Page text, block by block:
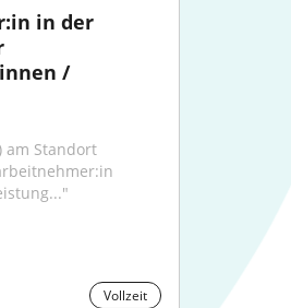
in der
/
"...Gleisbauer:innen (w/m/d) am Standort
Vollzeit